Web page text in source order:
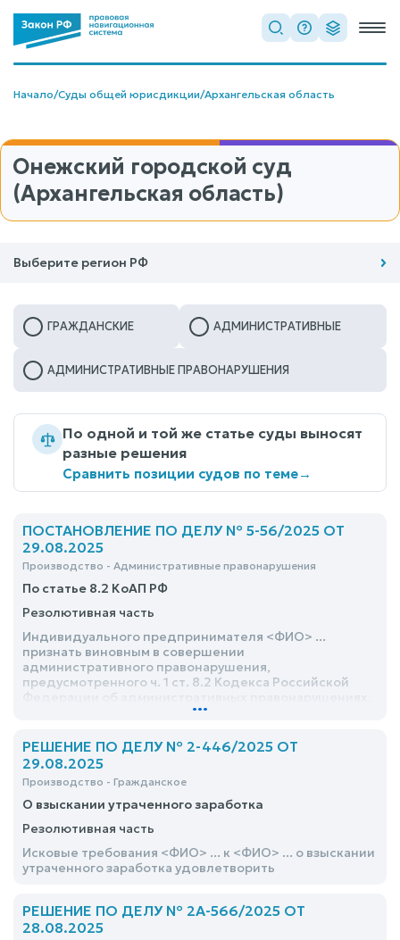
Начало/Суды общей юрисдикции/Архангельская область
Онежский городской суд
(Архангельская область)
Выберите регион РФ
ГРАЖДАНСКИЕ АДМИНИСТРАТИВНЫЕ
АДМИНИСТРАТИВНЫЕ ПРАВОНАРУШЕНИЯ
По одной и той же статье суды выносят
разные решения
Сравнить позиции судов по теме→
ПОСТАНОВЛЕНИЕ ПО ДЕЛУ № 5-56/2025 ОТ
29.08.2025
Производство - Административные правонарушения
По статье 8.2 КоАП РФ
Резолютивная часть
Индивидуального предпринимателя <ФИО> ...
признать виновным в совершении
административного правонарушения,
предусмотренного ч. 1 ст. 8.2 Кодекса Российской
Федерации об административных правонарушениях,
и назначить ему наказание в виде административного
...
РЕШЕНИЕ ПО ДЕЛУ № 2-446/2025 ОТ
29.08.2025
Производство - Гражданское
О взыскании утраченного заработка
Резолютивная часть
Исковые требования <ФИО> ... к <ФИО> ... о взыскании
утраченного заработка удовлетворить
РЕШЕНИЕ ПО ДЕЛУ № 2А-566/2025 ОТ
28.08.2025